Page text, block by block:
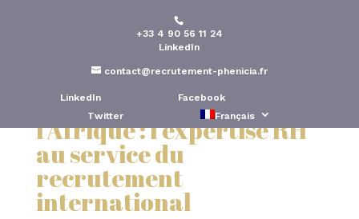
+33 4 90 56 11 24
LinkedIn
contact@recrutement-phenicia.fr
LinkedIn
Facebook
Twitter
Français
Phénicia Conseil, la
passerelle des talents
entre l’Europe et
l’Afrique : l’expertise RH
au service du
recrutement
international